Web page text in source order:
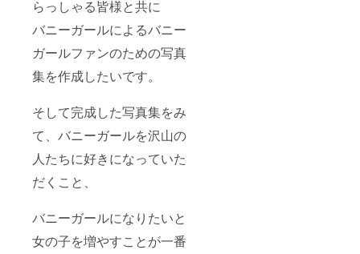
らっしゃる皆様と共に
バニーガールによるバニー
ガールファンのための写真
集を作成したいです。
そして完成した写真集をみ
て、バニーガールを沢山の
人たちに好きになっていた
だくこと、
バニーガールになりたいと
女の子を増やすことが一番